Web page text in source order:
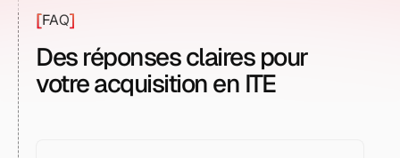
[FAQ]
Des réponses claires pour
votre acquisition en ITE